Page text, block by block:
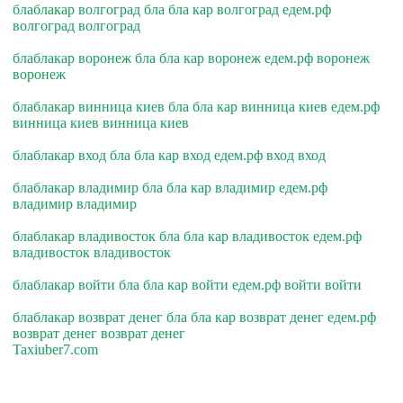
блаблакар волгоград бла бла кар волгоград едем.рф
волгоград волгоград
блаблакар воронеж бла бла кар воронеж едем.рф воронеж
воронеж
блаблакар винница киев бла бла кар винница киев едем.рф
винница киев винница киев
блаблакар вход бла бла кар вход едем.рф вход вход
блаблакар владимир бла бла кар владимир едем.рф
владимир владимир
блаблакар владивосток бла бла кар владивосток едем.рф
владивосток владивосток
блаблакар войти бла бла кар войти едем.рф войти войти
блаблакар возврат денег бла бла кар возврат денег едем.рф
возврат денег возврат денег
Taxiuber7.com